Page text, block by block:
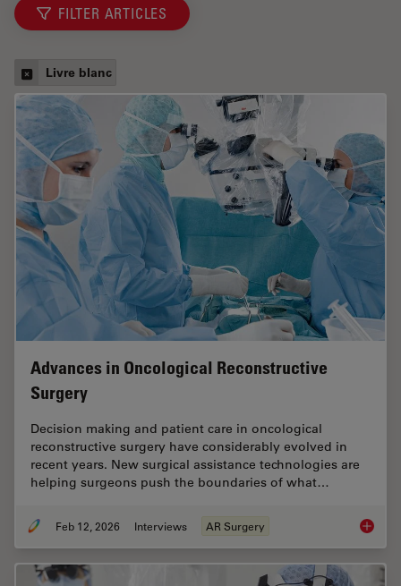
FILTER ARTICLES
Livre blanc
Advances in Oncological Reconstructive
Surgery
Decision making and patient care in oncological
reconstructive surgery have considerably evolved in
recent years. New surgical assistance technologies are
helping surgeons push the boundaries of what…
Feb 12, 2026 Interviews AR Surgery